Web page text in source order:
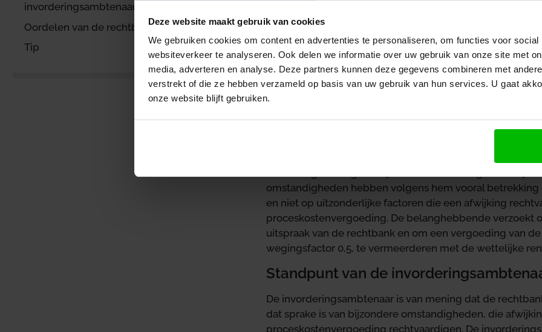
Deze website maakt gebruik van cookies
We gebruiken cookies om content en advertenties te personaliseren, om functies voor social
websiteverkeer te analyseren. Ook delen we informatie over uw gebruik van onze site met
media, adverteren en analyse. Deze partners kunnen deze gegevens combineren met
verstrekt of die ze hebben verzameld op basis van uw gebruik van hun services. U gaat
onze website blijft gebruiken.
invorderingsambtenaar
Oordelen van de rechtbank en het hof
Tip
Aan de belanghebbende is een naheffingsaanslag
verzocht. Omdat de belanghebbende de
heeft de invorderingsambtenaar hem aangemaand
aan aanmaningskosten in rekening gebracht. De
beschikking aanmaningskosten bezwaar gemaakt. De
Standpunt van de belanghebbende
omstandigheden hebben volgens hem vooral betrekking
en niet op uitzonderlijke factoren die een afwijking
proceskostenvergoeding. De belanghebbende verzoekt
uitspraak van de rechtbank en om een vergoeding van
wegingsfactor 0,5, te vermeerderen met de wettelijke
Standpunt van de
De invorderingsambtenaar is van mening dat de
dat sprake is van bijzondere omstandigheden, die
proceskostenvergoeding rechtvaardigen. De